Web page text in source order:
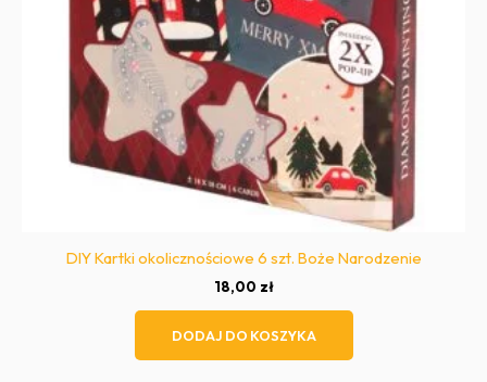
DIY Kartki okolicznościowe 6 szt. Boże Narodzenie
18,00 zł
DODAJ DO KOSZYKA